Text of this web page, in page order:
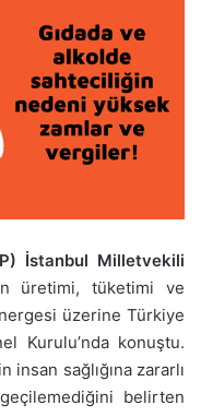
İstanbul Milletvekili
üretimi, tüketimi ve
üzerine Türkiye
Kurulu’nda konuştu.
insan sağlığına zararlı
belirten